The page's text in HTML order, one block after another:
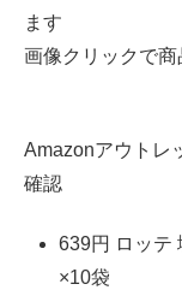
ます
画像クリックで
Amazonアウトレ
確認
639円 ロッテ
×10袋